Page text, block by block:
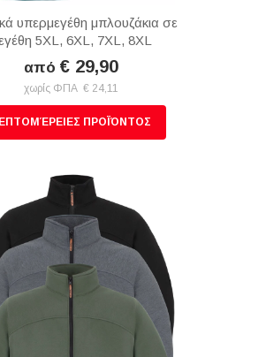
υπερμεγέθη μπλουζάκια σε
5XL, 6XL, 7XL, 8XL
από € 29,90
χωρίς ΦΠΑ € 24,11
ΠΡΟΪΌΝΤΟΣ